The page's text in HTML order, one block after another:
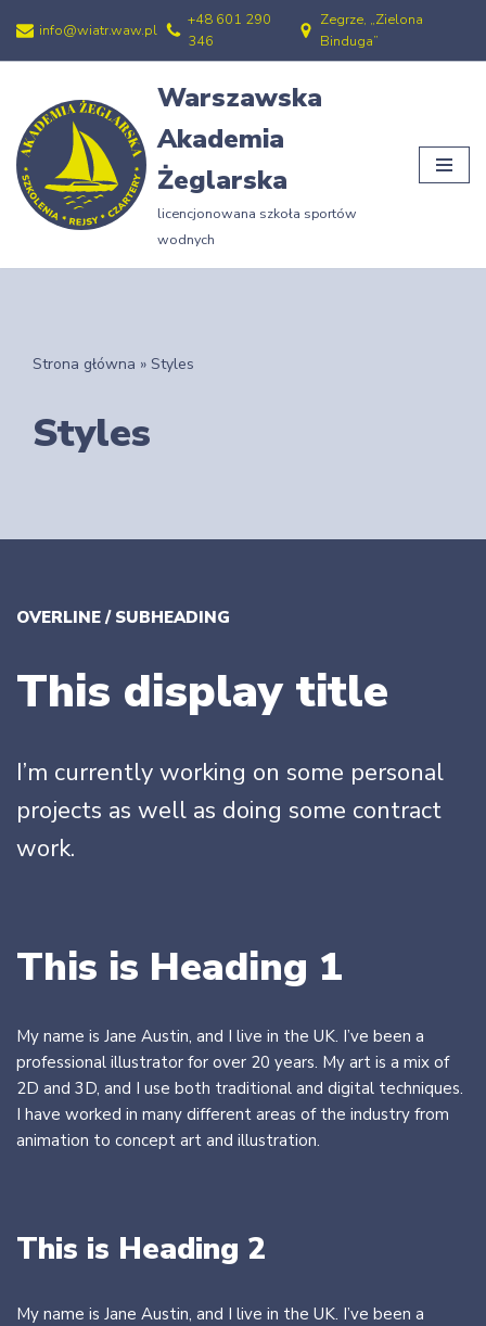
Przejdź
treści
info@wiatr.waw.pl
+48 601 290
346
Zegrze, „Zielona
Binduga”
Warszawska
Akademia
Żeglarska
licencjonowana szkoła sportów
wodnych
Strona główna » Styles
Styles
OVERLINE / SUBHEADING
This display title
I’m currently working on some personal
projects as well as doing some contract
work.
This is Heading 1
My name is Jane Austin, and I live in the UK. I’ve been a
professional illustrator for over 20 years. My art is a mix of
2D and 3D, and I use both traditional and digital techniques.
I have worked in many different areas of the industry from
animation to concept art and illustration.
This is Heading 2
My name is Jane Austin, and I live in the UK. I’ve been a